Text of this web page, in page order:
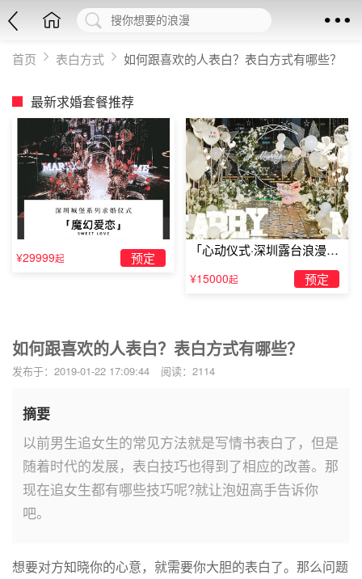
首页 表白方式 如何跟喜欢的人表白？表白方式有哪些？
最新求婚套餐推荐
¥29999起 预定
「心动仪式·深圳露台浪漫求
婚」
¥15000起 预定
如何跟喜欢的人表白？表白方式有哪些？
发布于：2019-01-22 17:09:44 阅读：2114
摘要
以前男生追女生的常见方法就是写情书表白了，但是
随着时代的发展，表白技巧也得到了相应的改善。那
现在追女生都有哪些技巧呢?就让泡妞高手告诉你
吧。
想要对方知晓你的心意，就需要你大胆的表白了。那么问题